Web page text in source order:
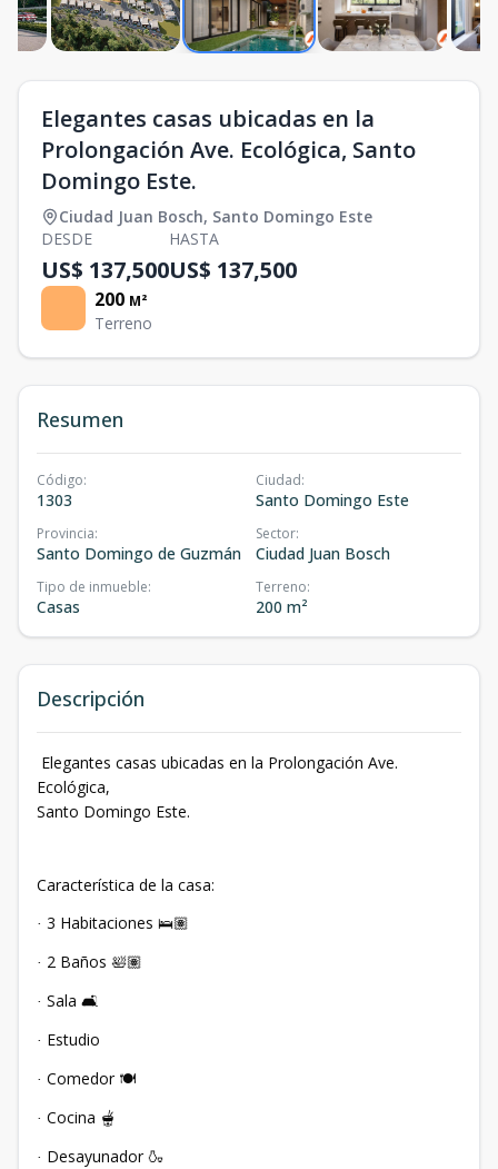
Elegantes casas ubicadas en la
Prolongación Ave. Ecológica, Santo
Domingo Este.
Ciudad Juan Bosch, Santo Domingo Este
DESDE
US$ 137,500
HASTA
US$ 137,500
200 M²
Terreno
Resumen
Código:
1303
Ciudad:
Santo Domingo Este
Provincia:
Santo Domingo de Guzmán
Sector:
Ciudad Juan Bosch
Tipo de inmueble:
Casas
Terreno:
200 m²
Descripción
Elegantes casas ubicadas en la Prolongación Ave.
Ecológica,
Santo Domingo Este.
Característica de la casa:
· 3 Habitaciones 🛌🏽
· 2 Baños 🛀🏽
· Sala 🛋
· Estudio
· Comedor 🍽
· Cocina 🫕
· Desayunador 🍶